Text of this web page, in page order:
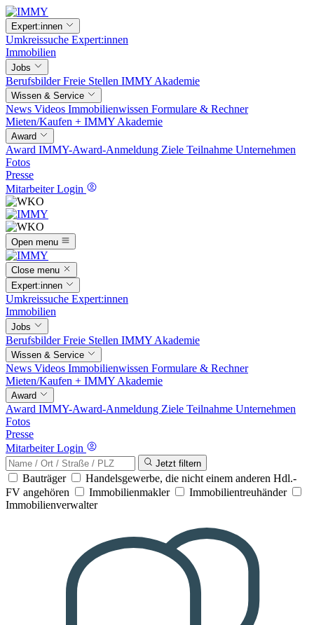
Expert:innen
Umkreissuche Expert:innen
Immobilien
Jobs
BerufsbilderFreie Stellen IMMY Akademie
Wissen & Service
News Videos Immobilienwissen Formulare & Rechner
Mieten/Kaufen + IMMY Akademie
Award
Award IMMY-Award-Anmeldung Ziele Teilnahme Unternehmen
Fotos
Presse
Mitarbeiter Login
Open menu
Close menu
Expert:innen
Umkreissuche Expert:innen
Immobilien
Jobs
BerufsbilderFreie Stellen IMMY Akademie
Wissen & Service
News Videos Immobilienwissen Formulare & Rechner
Mieten/Kaufen + IMMY Akademie
Award
Award IMMY-Award-Anmeldung Ziele Teilnahme Unternehmen
Fotos
Presse
Mitarbeiter Login
Jetzt filtern
Bauträger
Handelsgewerbe, die nicht einem anderen Hdl.-
FV angehören
Immobilienmakler
Immobilientreuhänder
Immobilienverwalter